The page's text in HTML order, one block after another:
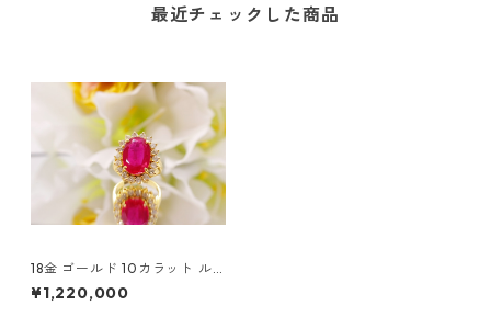
最近チェックした商品
18金 ゴールド 10カラット ル
ビー & ダイヤモンドリング
¥1,220,000